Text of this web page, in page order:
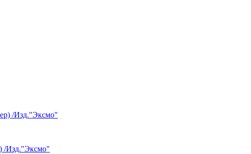
/Изд."Эксмо"